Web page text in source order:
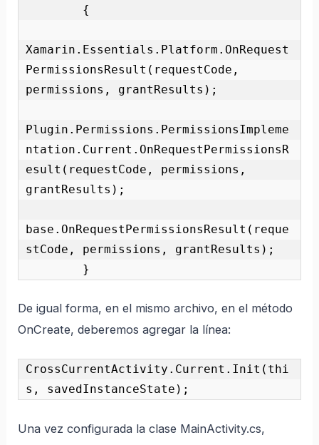
Xamarin.Essentials.Platform.OnRequest
PermissionsResult(requestCode,
permissions, grantResults);
Plugin.Permissions.PermissionsImpleme
ntation.Current.OnRequestPermissionsR
esult(requestCode, permissions,
grantResults);
base.OnRequestPermissionsResult(reque
stCode, permissions, grantResults);
        }
De igual forma, en el mismo archivo, en el método
OnCreate, deberemos agregar la línea:
CrossCurrentActivity.Current.Init(thi
s, savedInstanceState);
Una vez configurada la clase MainActivity.cs,